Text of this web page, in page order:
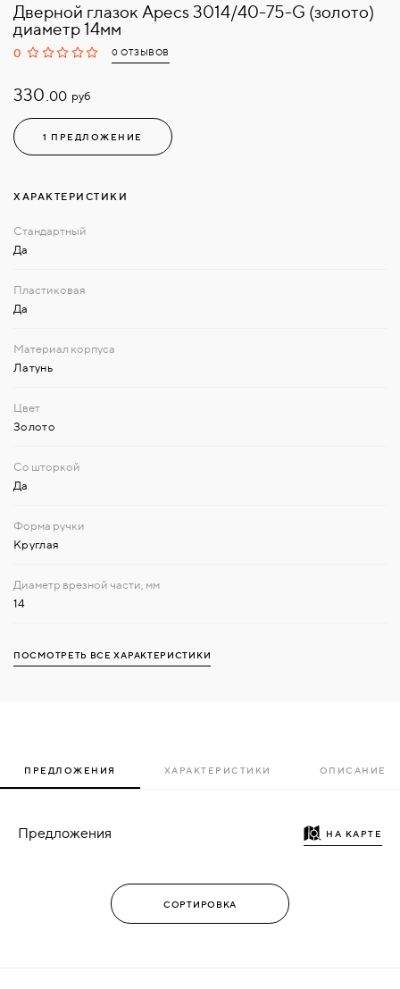
Дверной глазок Apecs 3014/40-75-G (золото)
диаметр 14мм
0 0 ОТЗЫВОВ
330.00 руб
1 ПРЕДЛОЖЕНИЕ
ХАРАКТЕРИСТИКИ
Да
Да
Латунь
Золото
Да
Круглая
14
ПОСМОТРЕТЬ ВСЕ ХАРАКТЕРИСТИКИ
ПРЕДЛОЖЕНИЯ ХАРАКТЕРИСТИКИ ОПИСАНИЕ
Предложения НА КАРТЕ